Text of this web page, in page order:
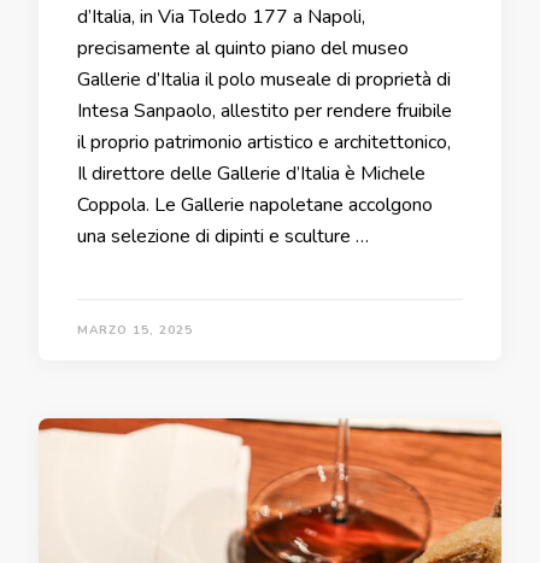
d’Italia, in Via Toledo 177 a Napoli,
precisamente al quinto piano del museo
Gallerie d’Italia il polo museale di proprietà di
Intesa Sanpaolo, allestito per rendere fruibile
il proprio patrimonio artistico e architettonico,
Il direttore delle Gallerie d’Italia è Michele
Coppola. Le Gallerie napoletane accolgono
una selezione di dipinti e sculture …
MARZO 15, 2025